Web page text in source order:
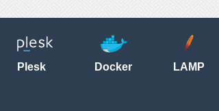
Plesk Docker LAMP